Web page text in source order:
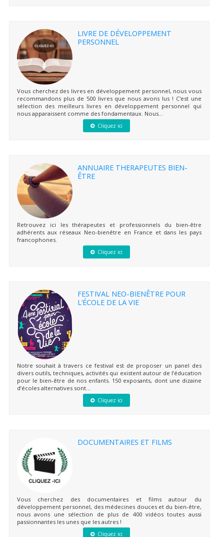
LIVRE DE DÉVELOPPEMENT
PERSONNEL
Vous cherchez des livres en développement personnel, nous vous
recommandons plus de 500 livres que nous avons lus ! C'est une
sélection des meilleurs livres en développement personnel qui
nous apparaissent comme des fondamentaux. Nous...
Cliquez ici
ANNUAIRE THERAPEUTES BIEN-
ÊTRE
Retrouvez ici les thérapeutes et professionnels du bien-être
adhérents aux réseaux Neo-bienêtre en France et dans les pays
francophones.
Cliquez ici
FESTIVAL NEO-BIENÊTRE POUR
L’ÉCOLE DE LA VIE
Notre souhait à travers ce festival est de proposer un panel des
divers outils, techniques, activités qui existent autour de l’éducation
pour le bien-être de nos enfants. 150 exposants, dont une dizaine
d’écoles alternatives sont...
Cliquez ici
DOCUMENTAIRES ET FILMS
Vous cherchez des documentaires et films autour du
développement personnel, des médecines douces et du bien-être,
nous avons une sélection de plus de 400 vidéos toutes aussi
passionnantes les unes que les autres !
Cliquez ici